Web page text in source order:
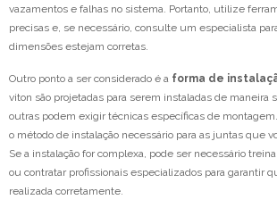
vazamentos e falhas no sistema. Portanto, utilize
precisas e, se necessário, consulte um especialista
dimensões estejam corretas.
Outro ponto a ser considerado é a forma de
viton são projetadas para serem instaladas de maneira
outras podem exigir técnicas específicas de
o método de instalação necessário para as juntas que
Se a instalação for complexa, pode ser necessário
ou contratar profissionais especializados para garantir
realizada corretamente.